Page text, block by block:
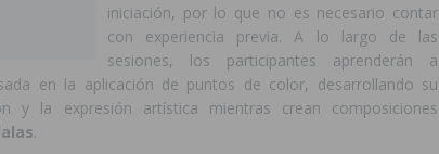
iniciación, por lo que no es necesario contar
con experiencia previa. A lo largo de las
sesiones, los participantes aprenderán a
en la aplicación de puntos de color, desarrollando su
y la expresión artística mientras crean composiciones
.